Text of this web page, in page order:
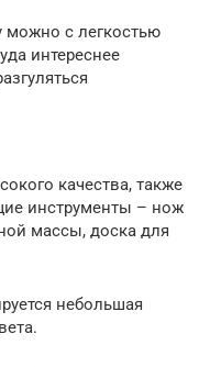
можно с легкостью
интереснее
качества, также
инструменты – нож
массы, доска для
небольшая